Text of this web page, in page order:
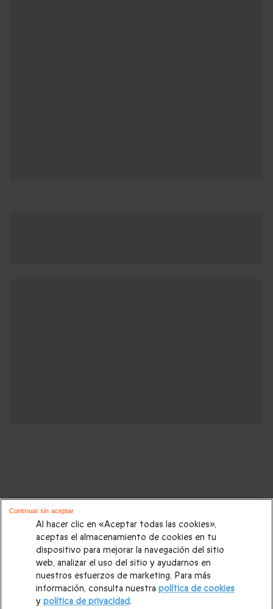
Cajas regalo que podrían interesarte:
Regalos Navidad |Regalos para hombre Navidad|
para mujer Navidad|Regalos de Reyes|Regalos de boda
Regalos de cumpleaños| Regalos para mujer|Regalos para
hombre|Paradores de Turismo|Casas rurales|Entradas
Al hacer clic en «Aceptar todas las cookies»,
aceptas el almacenamiento de cookies en tu
dispositivo para mejorar la navegación del sitio
web, analizar el uso del sitio y ayudarnos en
nuestros esfuerzos de marketing. Para más
información, consulta nuestra política de cookies
y política de privacidad.
Continuar sin aceptar